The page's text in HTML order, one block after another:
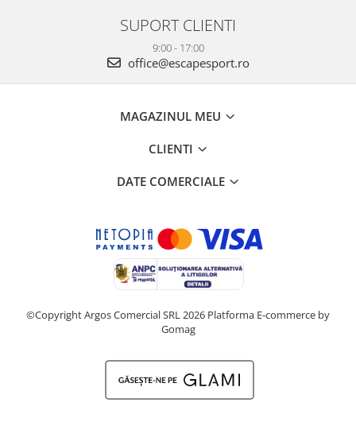
SUPORT CLIENTI
9:00 - 17:00
office@escapesport.ro
MAGAZINUL MEU
CLIENTI
DATE COMERCIALE
©Copyright Argos Comercial SRL 2026 Platforma E-commerce by
Gomag